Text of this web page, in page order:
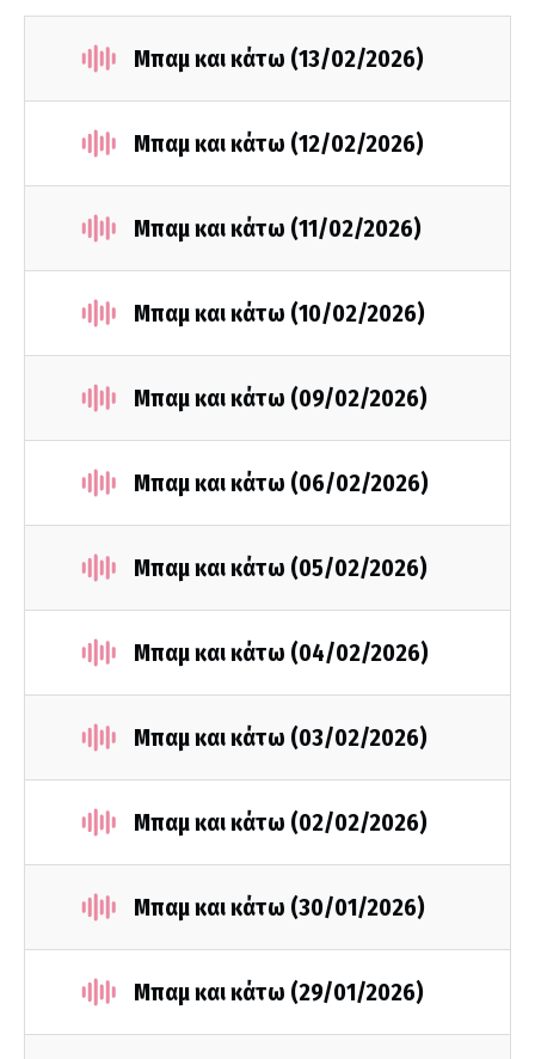
Μπαμ και κάτω (13/02/2026)
Μπαμ και κάτω (12/02/2026)
Μπαμ και κάτω (11/02/2026)
Μπαμ και κάτω (10/02/2026)
Μπαμ και κάτω (09/02/2026)
Μπαμ και κάτω (06/02/2026)
Μπαμ και κάτω (05/02/2026)
Μπαμ και κάτω (04/02/2026)
Μπαμ και κάτω (03/02/2026)
Μπαμ και κάτω (02/02/2026)
Μπαμ και κάτω (30/01/2026)
Μπαμ και κάτω (29/01/2026)